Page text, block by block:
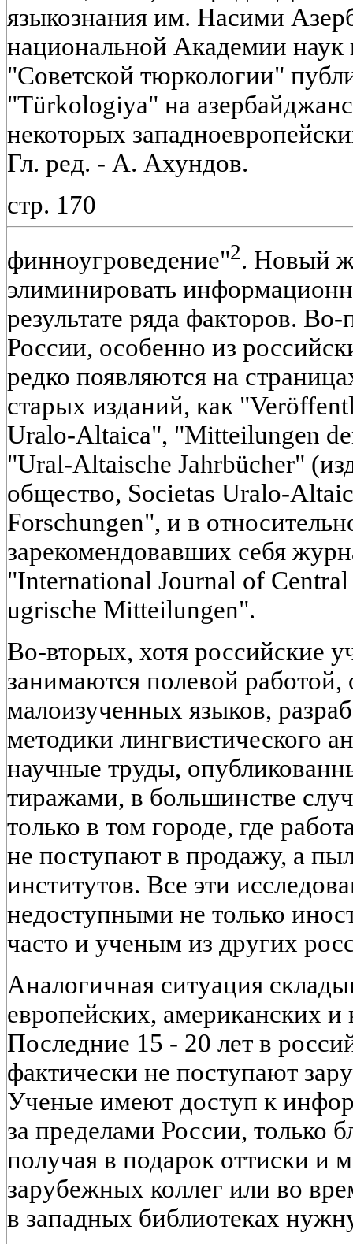
языкознания им. Насими
национальной Академии наук
"Советской тюркологии"
"Türkologiya" на
некоторых
Гл. ред. - А. Ахундов.
стр. 170
финноугроведение"2. Новый
элиминировать
результате ряда факторов.
России, особенно из
редко появляются на
старых изданий, как
Uralo-Altaica", "Mitteilungen
"Ural-Altaische Jahrbücher"
общество, Societas Uralo-
Forschungen", и в
зарекомендовавших себя
"International Journal of
ugrische Mitteilungen".
Во-вторых, хотя российские
занимаются полевой работой,
малоизученных языков,
методики лингвистического
научные труды,
тиражами, в большинстве
только в том городе, где
не поступают в продажу, а
институтов. Все эти
недоступными не только
часто и ученым из других
Аналогичная ситуация
европейских, американских и
Последние 15 - 20 лет в
фактически не поступают
Ученые имеют доступ к
за пределами России, только
получая в подарок оттиски и
зарубежных коллег или во
в западных библиотеках